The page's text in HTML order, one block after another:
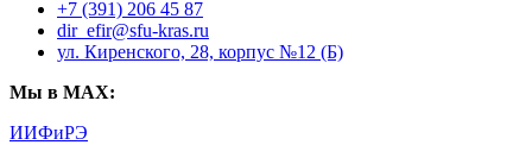
+7 (391) 206 45 87
dir_efir@sfu-kras.ru
ул. Киренского, 28, корпус №12 (Б)
Мы в MAX:
ИИФиРЭ